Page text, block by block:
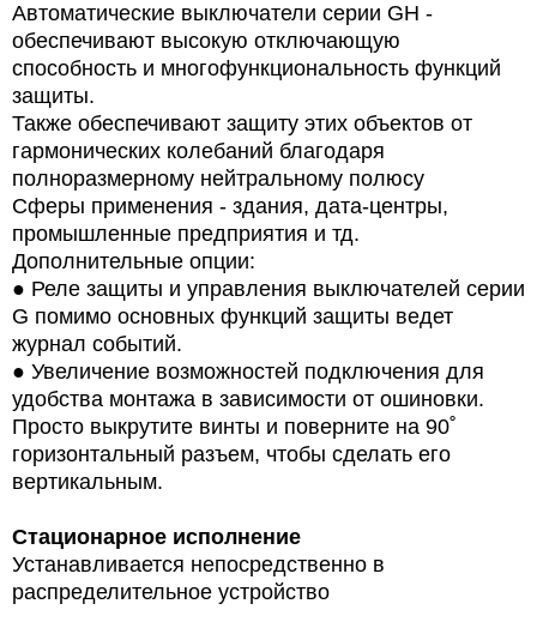
Автоматические выключатели серии GН -
обеспечивают высокую отключающую
способность и многофункциональность функций
защиты.
Также обеспечивают защиту этих объектов от
гармонических колебаний благодаря
полноразмерному нейтральному полюсу
Сферы применения - здания, дата-центры,
промышленные предприятия и тд.
Дополнительные опции:
● Реле защиты и управления выключателей серии
G помимо основных функций защиты ведет
журнал событий.
● Увеличение возможностей подключения для
удобства монтажа в зависимости от ошиновки.
Просто выкрутите винты и поверните на 90˚
горизонтальный разъем, чтобы сделать его
вертикальным.
Стационарное исполнение
Устанавливается непосредственно в
распределительное устройство